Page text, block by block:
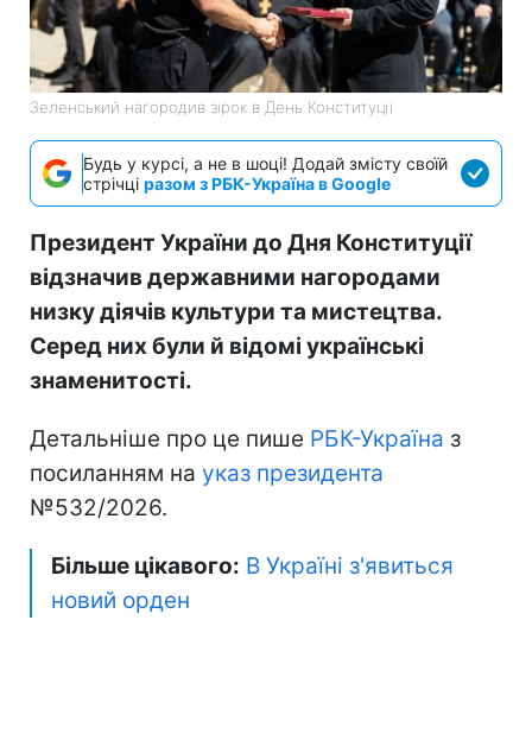
Зеленський нагородив зірок в День Конституції
Будь у курсі, а не в шоці! Додай змісту своїй
стрічці разом з РБК-Україна в Google
Президент України до Дня Конституції
відзначив державними нагородами
низку діячів культури та мистецтва.
Серед них були й відомі українські
знаменитості.
Детальніше про це пише РБК-Україна з
посиланням на указ президента
№532/2026.
Більше цікавого: В Україні з'явиться
новий орден